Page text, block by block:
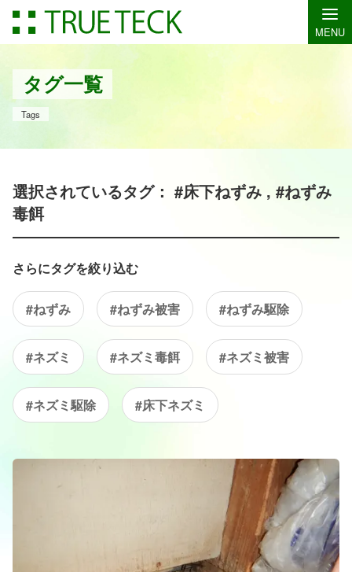
MENU
タグ一覧
Tags
選択されているタグ： #床下ねずみ , #ねずみ
毒餌
さらにタグを絞り込む
#ねずみ #ねずみ被害 #ねずみ駆除
#ネズミ #ネズミ毒餌 #ネズミ被害
#ネズミ駆除 #床下ネズミ